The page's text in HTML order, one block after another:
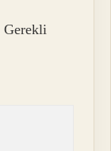
Gerekli